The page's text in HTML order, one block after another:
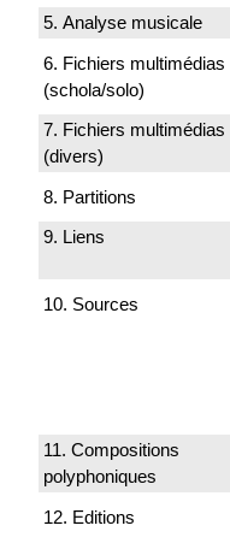
5. Analyse musicale
6. Fichiers multimédias
(schola/solo)
7. Fichiers multimédias
(divers)
8. Partitions
9. Liens
10. Sources
11. Compositions
polyphoniques
12. Editions